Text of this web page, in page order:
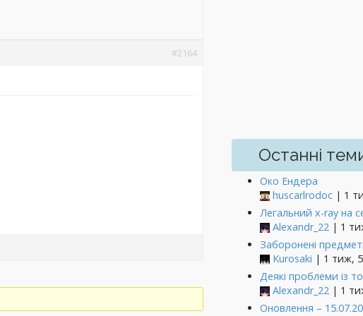
#2164
Останні
Око Ендера
huscarlrodoc | 1
Легальний x-ray на
Alexandr_22 | 1
Заборонені
Kurosaki | 1 тиж,
Деякі проблеми із
Alexandr_22 | 1
Оновлення –